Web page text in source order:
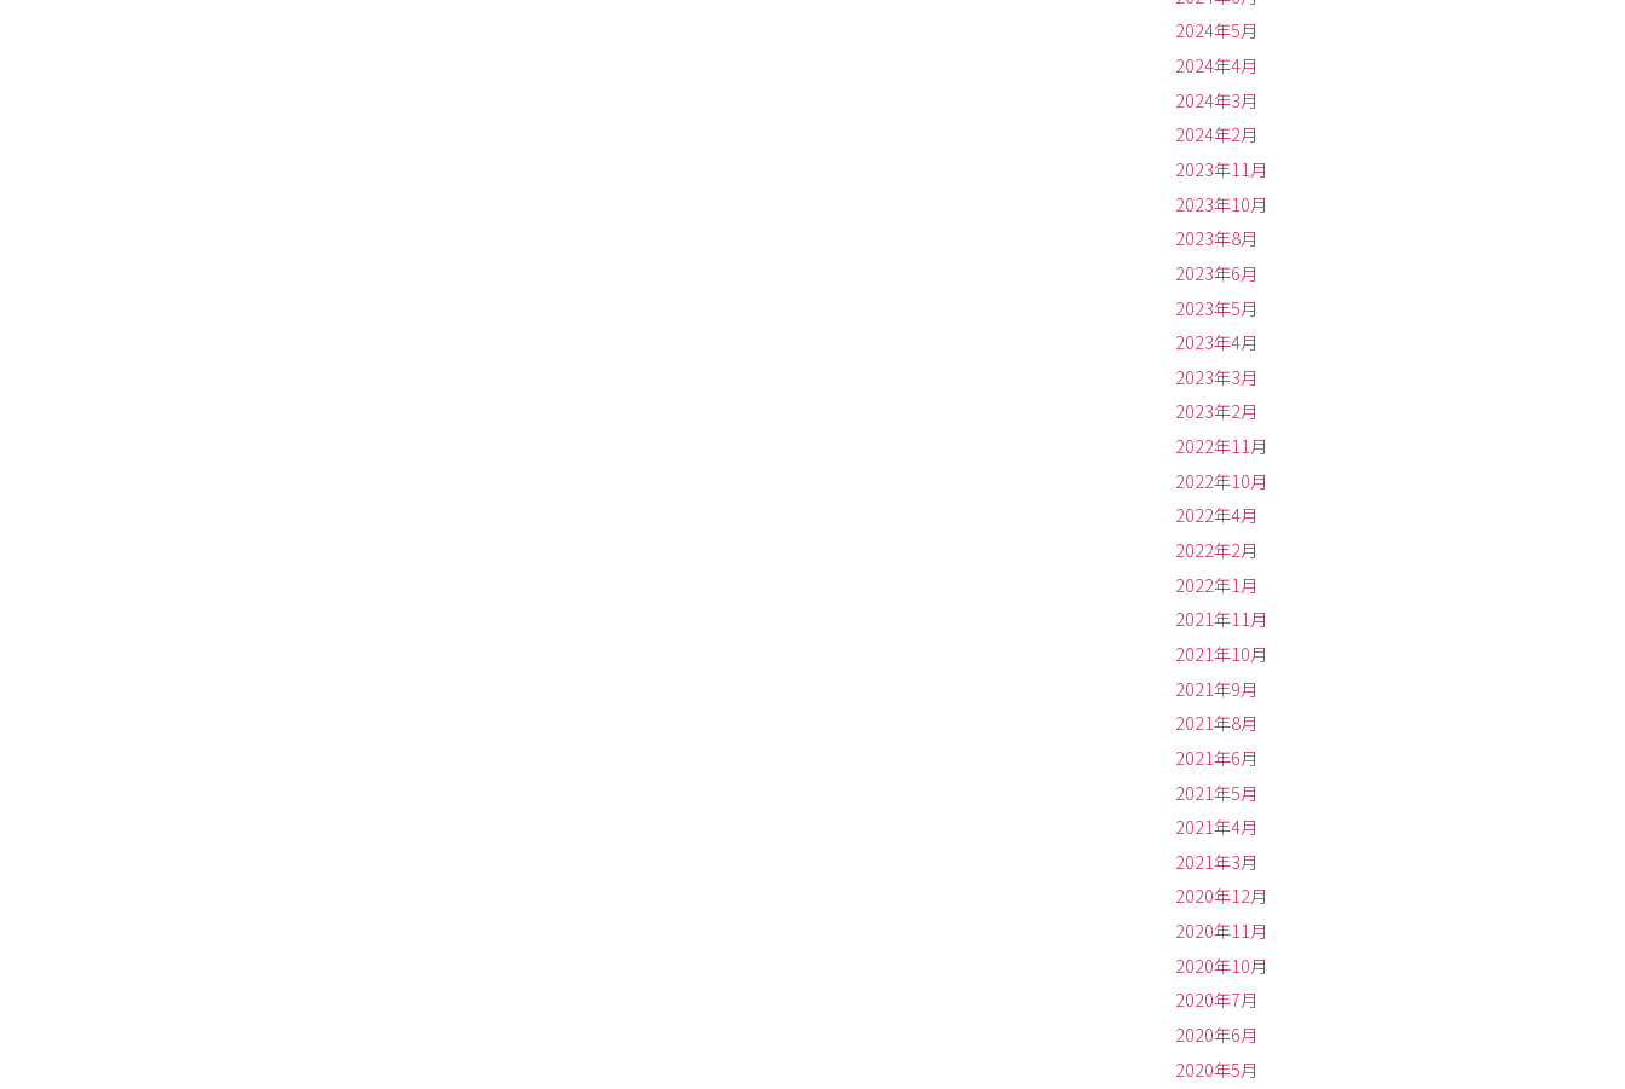
2024年5月
2024年4月
2024年3月
2024年2月
2023年11月
2023年10月
2023年8月
2023年6月
2023年5月
2023年4月
2023年3月
2023年2月
2022年11月
2022年10月
2022年4月
2022年2月
2022年1月
2021年11月
2021年10月
2021年9月
2021年8月
2021年6月
2021年5月
2021年4月
2021年3月
2020年12月
2020年11月
2020年10月
2020年7月
2020年6月
2020年5月